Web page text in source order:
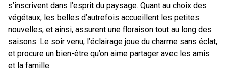
s’inscrivent dans l’esprit du paysage. Quant au choix des
végétaux, les belles d’autrefois accueillent les petites
nouvelles, et ainsi, assurent une floraison tout au long des
saisons. Le soir venu, l’éclairage joue du charme sans éclat,
et procure un bien-être qu’on aime partager avec les amis
et la famille.